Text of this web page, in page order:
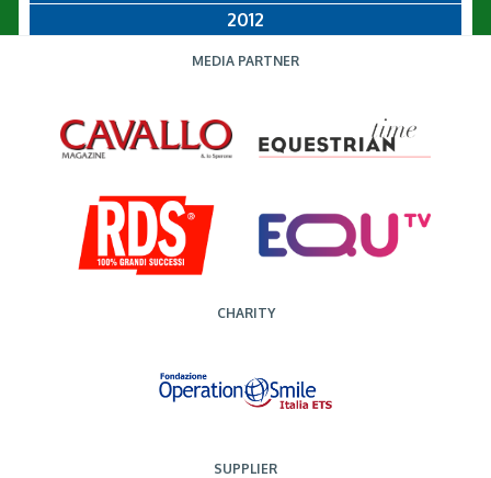
2012
MEDIA PARTNER
CHARITY
SUPPLIER